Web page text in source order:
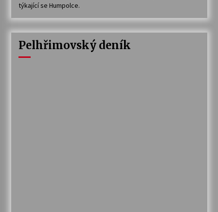
týkající se Humpolce.
Pelhřimovský deník